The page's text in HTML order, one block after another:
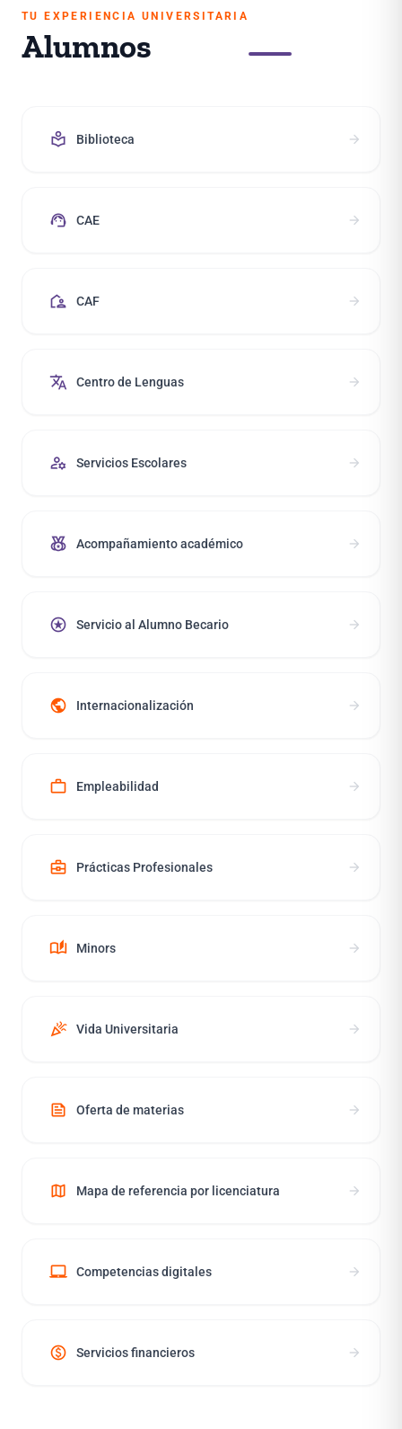
TU EXPERIENCIA UNIVERSITARIA
Alumnos
local_library Biblioteca arrow_forward
support_agent CAE arrow_forward
location_away CAF arrow_forward
translate Centro de Lenguas arrow_forward
manage_accounts Servicios Escolares arrow_forward
social_leaderboard Acompañamiento académico arrow_forward
stars Servicio al Alumno Becario arrow_forward
public Internacionalización arrow_forward
work Empleabilidad arrow_forward
business_center Prácticas Profesionales arrow_forward
auto_stories Minors arrow_forward
celebration Vida Universitaria arrow_forward
news Oferta de materias arrow_forward
map Mapa de referencia por licenciatura arrow_forward
laptop_mac Competencias digitales arrow_forward
paid Servicios financieros arrow_forward